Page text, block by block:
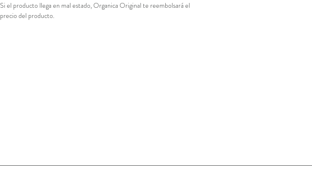
Si el producto llega en mal estado, Organica Original te reembolsará el
precio del producto.